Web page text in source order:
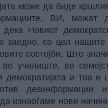
може да биде
ВИ, можат
Новиот
заедно, со цел нашите
состојби. Што
во училиште, во
и тоа е
дезинформации
изнаоѓаме нови